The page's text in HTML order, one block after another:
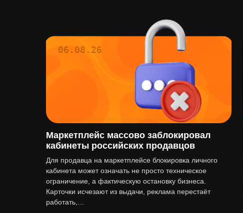
06.08.26
Маркетплейс массово заблокировал
кабинеты российских продавцов
Для продавца на маркетплейсе блокировка личного
кабинета может означать не просто техническое
ограничение, а фактическую остановку бизнеса.
Карточки исчезают из выдачи, реклама перестаёт
работать,…